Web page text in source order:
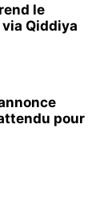
le
Qiddiya
pour